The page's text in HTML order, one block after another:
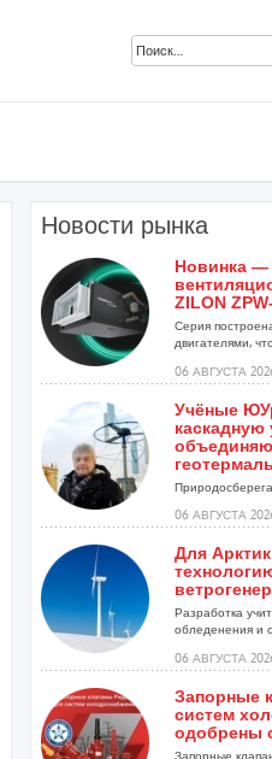
Новости рынка
Новинка —
ZILON
Серия
двигателями,
06 АВГУСТА
Учёные
каскадную
06 АВГУСТА
Для
Разработка
обледенения и
06 АВГУСТА
Запорные
систем
одобрены
Запорные